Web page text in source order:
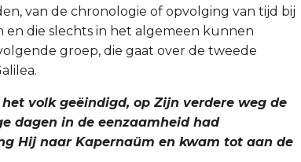
van de chronologie of opvolging van tijd bij
die slechts in het algemeen kunnen
groep, die gaat over de tweede
volk geëindigd, op Zijn verdere weg de
dagen in de eenzaamheid had
Hij naar Kapernaüm en kwam tot aan de